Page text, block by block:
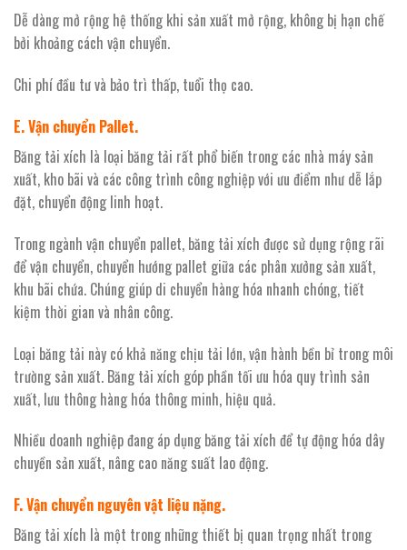
Dễ dàng mở rộng hệ thống khi sản xuất mở rộng, không bị hạn chế
bởi khoảng cách vận chuyển.
Chi phí đầu tư và bảo trì thấp, tuổi thọ cao.
E. Vận chuyển Pallet.
Băng tải xích là loại băng tải rất phổ biến trong các nhà máy sản
xuất, kho bãi và các công trình công nghiệp với ưu điểm như dễ lắp
đặt, chuyển động linh hoạt.
Trong ngành vận chuyển pallet, băng tải xích được sử dụng rộng rãi
để vận chuyển, chuyển hướng pallet giữa các phân xưởng sản xuất,
khu bãi chứa. Chúng giúp di chuyển hàng hóa nhanh chóng, tiết
kiệm thời gian và nhân công.
Loại băng tải này có khả năng chịu tải lớn, vận hành bền bỉ trong môi
trường sản xuất. Băng tải xích góp phần tối ưu hóa quy trình sản
xuất, lưu thông hàng hóa thông minh, hiệu quả.
Nhiều doanh nghiệp đang áp dụng băng tải xích để tự động hóa dây
chuyền sản xuất, nâng cao năng suất lao động.
F. Vận chuyển nguyên vật liệu nặng.
Băng tải xích là một trong những thiết bị quan trọng nhất trong